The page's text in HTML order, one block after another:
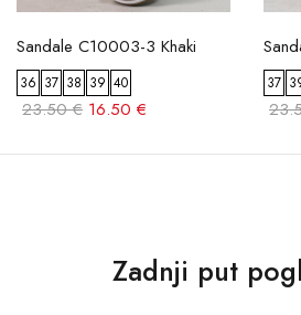
Sandale C10003-3 Khaki
36 37 38 39 40
23.50 € 16.50 €
37
Zadnji put